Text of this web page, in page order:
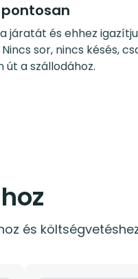
járatát és ehhez
sor, nincs késés,
út a szállodához.
és